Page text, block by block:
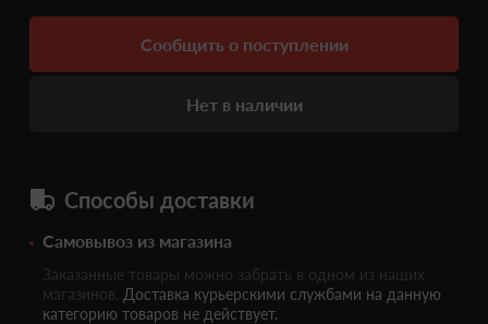
Сообщить о поступлении
Нет в наличии
Способы доставки
Самовывоз из магазина
Заказанные товары можно забрать в одном из наших
магазинов. Доставка курьерскими службами на данную
категорию товаров не действует.